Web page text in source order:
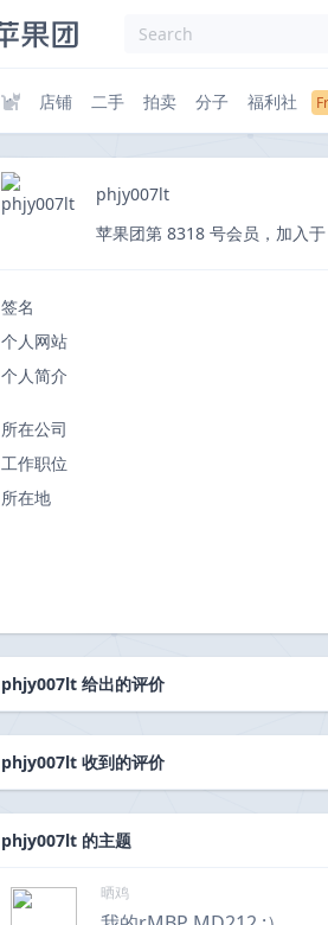
店铺 二手 拍卖 分子 福利社
phjy007lt
苹果团第 8318 号会员，加入
签名
个人网站
个人简介
所在公司
工作职位
所在地
phjy007lt 给出的评价
phjy007lt 收到的评价
phjy007lt 的主题
晒鸡